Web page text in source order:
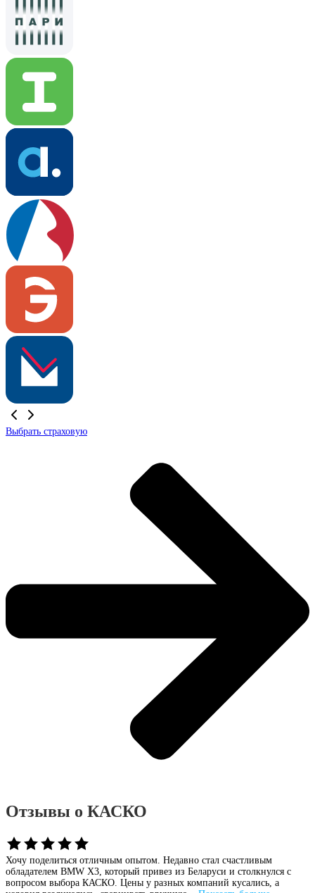
Выбрать страховую
Отзывы о КАСКО
Хочу поделиться отличным опытом. Недавно стал счастливым
обладателем BMW X3, который привез из Беларуси и столкнулся с
вопросом выбора КАСКО. Цены у разных компаний кусались, а